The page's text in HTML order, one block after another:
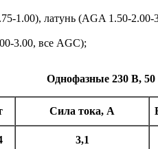
1.00), латунь (AGA 1.50-2.00-
3.00, все AGC);
Однофазные 230 В, 50
Сила тока, A
3,1